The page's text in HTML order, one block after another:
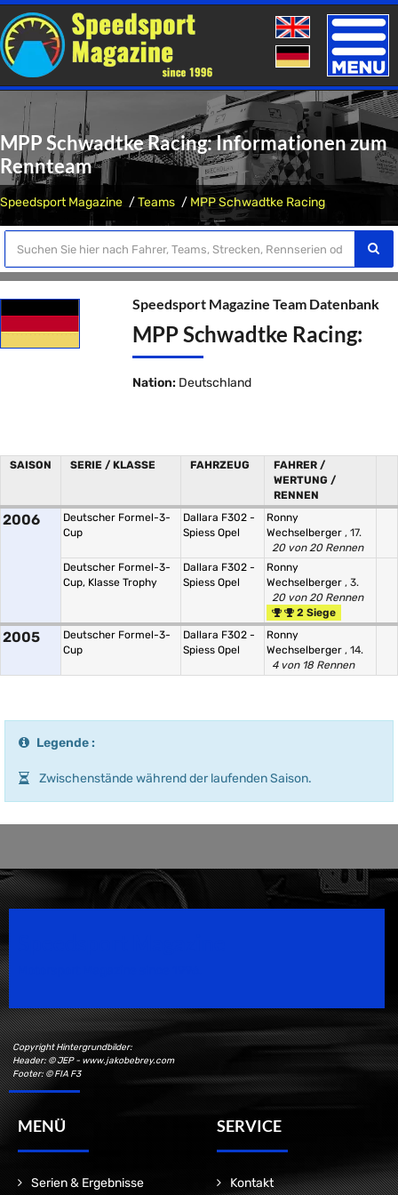
Toggle
MPP Schwadtke Racing: Informationen zum
Rennteam
Speedsport Magazine Teams MPP Schwadtke Racing
Speedsport Magazine Team Datenbank
MPP Schwadtke Racing:
Nation: Deutschland
SAISON SERIE / KLASSE FAHRZEUG
FAHRER /
WERTUNG /
RENNEN
2006
Deutscher Formel-3-
Cup
Dallara F302 -
Spiess Opel
Ronny
Wechselberger , 17.
20 von 20 Rennen
Deutscher Formel-3-
Cup, Klasse Trophy
Dallara F302 -
Spiess Opel
Ronny
Wechselberger , 3.
20 von 20 Rennen
2 Siege
2005
Deutscher Formel-3-
Cup
Dallara F302 -
Spiess Opel
Ronny
Wechselberger , 14.
4 von 18 Rennen
Legende :
Zwischenstände während der laufenden Saison.
Copyright Hintergrundbilder:
Header: © JEP - www.jakobebrey.com
Footer: © FIA F3
MENÜ
Serien & Ergebnisse
SERVICE
Kontakt